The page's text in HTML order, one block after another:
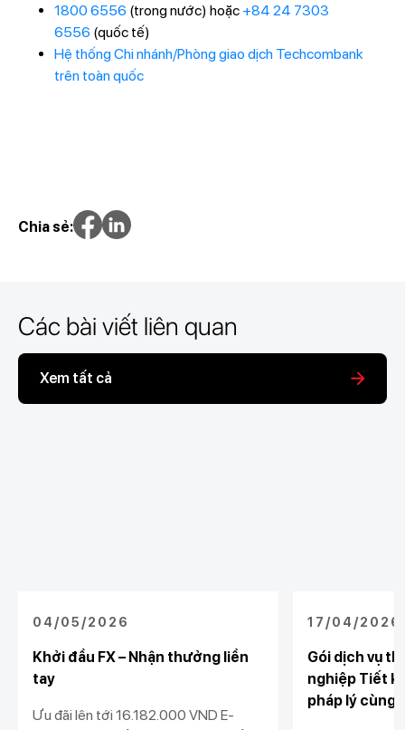
1800 6556 (trong nước) hoặc +84 24 7303
6556 (quốc tế)
Hệ thống Chi nhánh/Phòng giao dịch Techcombank
trên toàn quốc
Chia sẻ:
Các bài viết liên quan
Xem tất cả
04/05/2026
Khởi đầu FX – Nhận thưởng liền
tay
Ưu đãi lên tới 16.182.000 VND E-
17/04/2026
Gói dịch vụ
nghiệp Tiết
pháp lý cùng